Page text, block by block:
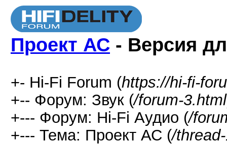
Проект АС - Версия
+- Hi-Fi Forum (https://hi-fi-
+-- Форум: Звук (/forum-3.html
+--- Форум: Hi-Fi Аудио (/
+--- Тема: Проект АС (/